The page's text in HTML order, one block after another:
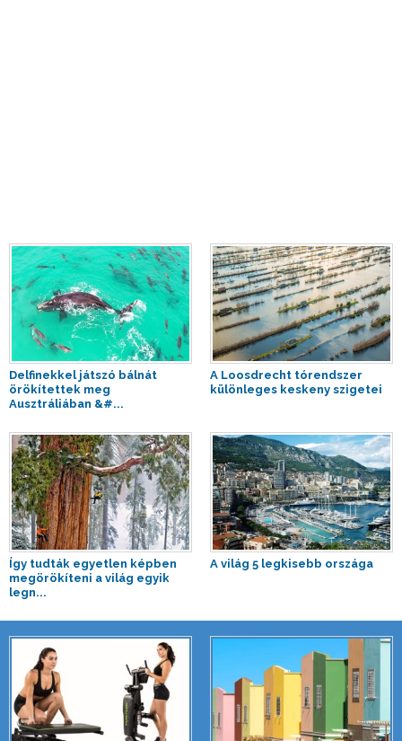
Delfinekkel játszó bálnát
örökítettek meg
Ausztráliában &#...
A Loosdrecht tórendszer
különleges keskeny szigetei
Így tudták egyetlen képben
megörökíteni a világ egyik
legn...
A világ 5 legkisebb országa